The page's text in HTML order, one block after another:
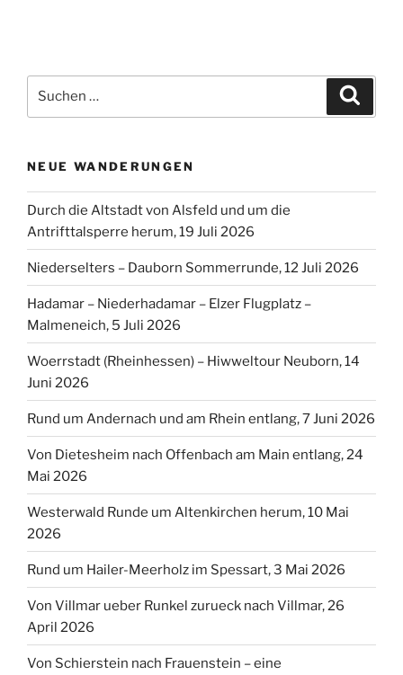
nach:
NEUE WANDERUNGEN
Durch die Altstadt von Alsfeld und um die
Antrifttalsperre herum, 19 Juli 2026
Niederselters – Dauborn Sommerrunde, 12 Juli 2026
Hadamar – Niederhadamar – Elzer Flugplatz –
Malmeneich, 5 Juli 2026
Woerrstadt (Rheinhessen) – Hiwweltour Neuborn, 14
Juni 2026
Rund um Andernach und am Rhein entlang, 7 Juni 2026
Von Dietesheim nach Offenbach am Main entlang, 24
Mai 2026
Westerwald Runde um Altenkirchen herum, 10 Mai
2026
Rund um Hailer-Meerholz im Spessart, 3 Mai 2026
Von Villmar ueber Runkel zurueck nach Villmar, 26
April 2026
Von Schierstein nach Frauenstein – eine